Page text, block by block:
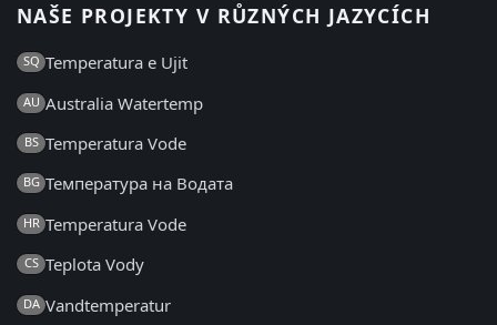
NAŠE PROJEKTY V RŮZNÝCH JAZYCÍCH
SQ Temperatura e Ujit
AU Australia Watertemp
BS Temperatura Vode
BG Температура на Водата
HR Temperatura Vode
CS Teplota Vody
DA Vandtemperatur